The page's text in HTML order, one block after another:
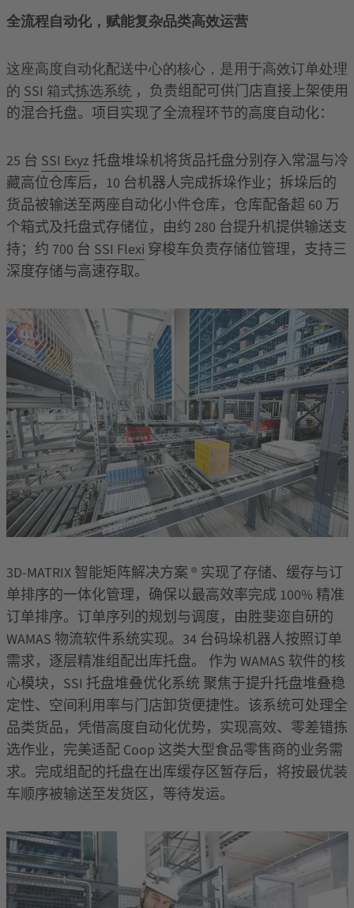
全流程自动化，赋能复杂品类高效运营
这座高度自动化配送中心的核心，是用于高效订单处理
的 SSI 箱式拣选系统 ，负责组配可供门店直接上架使用
的混合托盘。项目实现了全流程环节的高度自动化：
25 台 SSI Exyz 托盘堆垛机将货品托盘分别存入常温与冷
藏高位仓库后， 10 台机器人完成拆垛作业；拆垛后的
货品被输送至两座自动化小件仓库，仓库配备超 60 万
个箱式及托盘式存储位，由约 280 台提升机提供输送支
持；约 700 台 SSI Flexi 穿梭车负责存储位管理，支持三
深度存储与高速存取。
3D-MATRIX 智能矩阵解决方案 ® 实现了存储、缓存与订
单排序的一体化管理，确保以最高效率完成 100% 精准
订单排序。订单序列的规划与调度，由胜斐迩自研的
WAMAS 物流软件系统实现。 34 台码垛机器人按照订单
需求，逐层精准组配出库托盘。
作为 WAMAS 软件的核
心模块， SSI 托盘堆叠优化系统 聚焦于提升托盘堆叠稳
定性、空间利用率与门店卸货便捷性。该系统可处理全
品类货品，凭借高度自动化优势，实现高效、零差错拣
选作业，完美适配 Coop 这类大型食品零售商的业务需
求。完成组配的托盘在出库缓存区暂存后，将按最优装
车顺序被输送至发货区，等待发运。